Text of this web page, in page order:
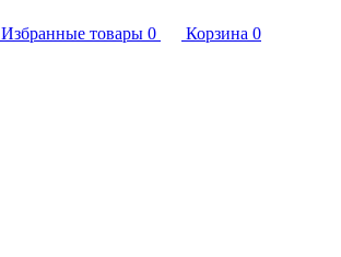
Избранные товары 0 Корзина 0